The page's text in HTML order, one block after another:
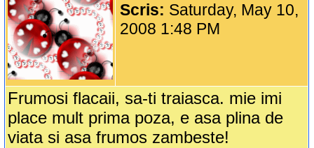
Scris: Saturday, May 10,
2008 1:48 PM
Frumosi flacaii, sa-ti traiasca. mie imi
place mult prima poza, e asa plina de
viata si asa frumos zambeste!